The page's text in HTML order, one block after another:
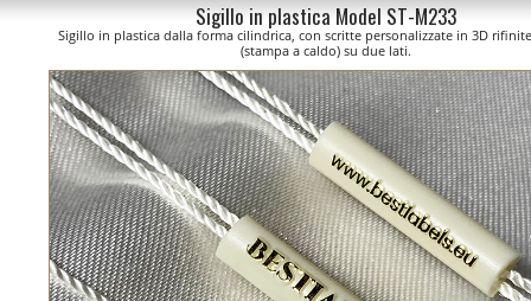
Sigillo in plastica Model ST-M233
Sigillo in plastica dalla forma cilindrica, con scritte personalizzate in 3D
(stampa a caldo) su due lati.